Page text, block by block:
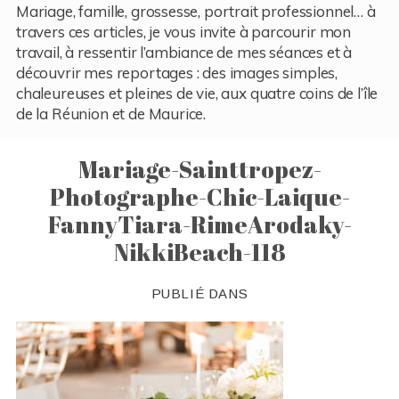
Mariage, famille, grossesse, portrait professionnel… à
travers ces articles, je vous invite à parcourir mon
travail, à ressentir l’ambiance de mes séances et à
découvrir mes reportages : des images simples,
chaleureuses et pleines de vie, aux quatre coins de l’île
de la Réunion et de Maurice.
Mariage-Sainttropez-
Photographe-Chic-Laique-
FannyTiara-RimeArodaky-
NikkiBeach-118
PUBLIÉ DANS